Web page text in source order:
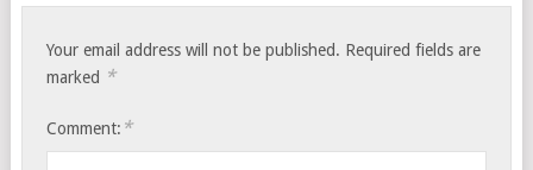
Your email address will not be published. Required fields are
marked *
Comment: *